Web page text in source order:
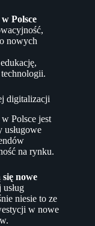
Polsce
nowych
digitalizacji
Polsce jest
usługowe
na rynku.
nowe
niesie to ze
w nowe